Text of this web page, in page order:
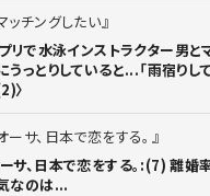
ッチングしたい
プリで水泳インストラクター男
うっとりしていると...「雨宿りし
〉
サ、日本で恋をする。
サ、日本で恋をする。:(7) 離婚
なのは...